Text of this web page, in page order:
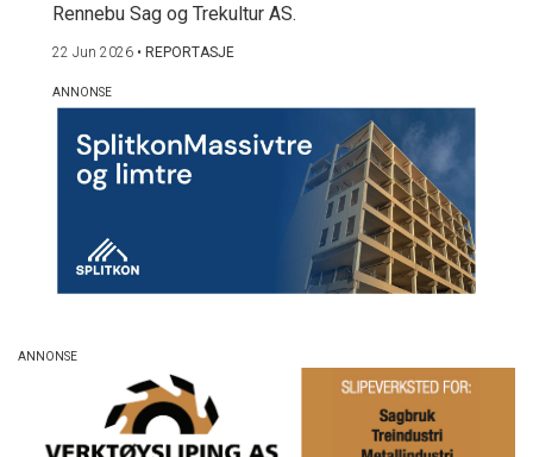
Rennebu Sag og Trekultur AS.
22 Jun 2026 • REPORTASJE